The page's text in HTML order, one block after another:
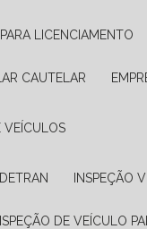
LICENCIAMENTO
CAUTELAR
VEÍCULOS
INSPEÇÃO
DE VEÍCULO